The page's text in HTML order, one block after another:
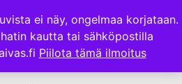
ei näy, ongelmaa korjataan.
kautta tai sähköpostilla
Piilota tämä ilmoitus
100€ TILAUKSISSA